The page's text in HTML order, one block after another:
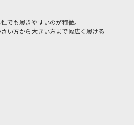
でも履きやすいのが特徴。
い方から大きい方まで幅広く履ける